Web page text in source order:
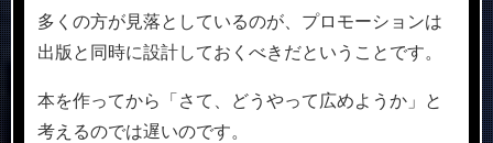
多くの方が見落としているのが、プロモーションは
出版と同時に設計しておくべきだということです。
本を作ってから「さて、どうやって広めようか」と
考えるのでは遅いのです。